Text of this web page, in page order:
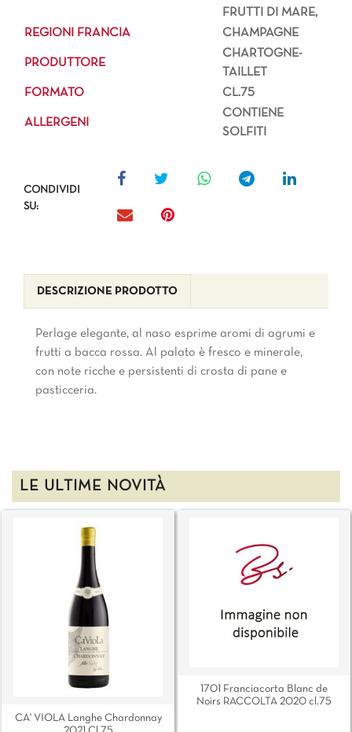
FRUTTI DI MARE,
REGIONI FRANCIA
CHAMPAGNE
PRODUTTORE
CHARTOGNE-
TAILLET
FORMATO
CL.75
ALLERGENI
CONTIENE
SOLFITI
CONDIVIDI
SU:
DESCRIZIONE PRODOTTO
Perlage elegante, al naso esprime aromi di agrumi e
frutti a bacca rossa. Al palato è fresco e minerale,
con note ricche e persistenti di crosta di pane e
pasticceria.
LE ULTIME NOVITÀ
CA' VIOLA Langhe Chardonnay
1701 Franciacorta Blanc de
Noirs RACCOLTA 2020 cl.75